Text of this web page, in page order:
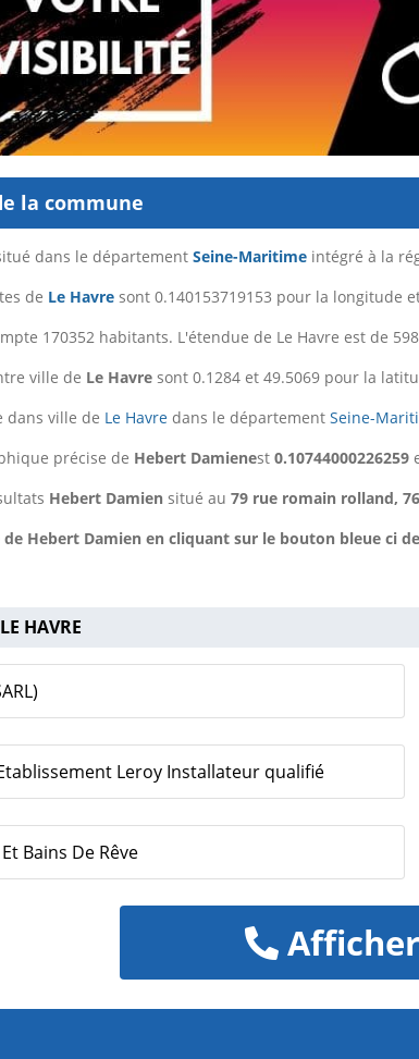
la commune
dans le département Seine-Maritime intégré à la
de Le Havre sont 0.140153719153 pour la longitude
170352 habitants. L'étendue de Le Havre est de
ville de Le Havre sont 0.1284 et 49.5069 pour la
dans ville de Le Havre dans le département Seine-
précise de Hebert Damienest 0.10744000226259
Hebert Damien situé au 79 rue romain rolland,
Hebert Damien en cliquant sur le bouton bleue ci
HAVRE
Leroy Installateur qualifié
Bains De Rêve